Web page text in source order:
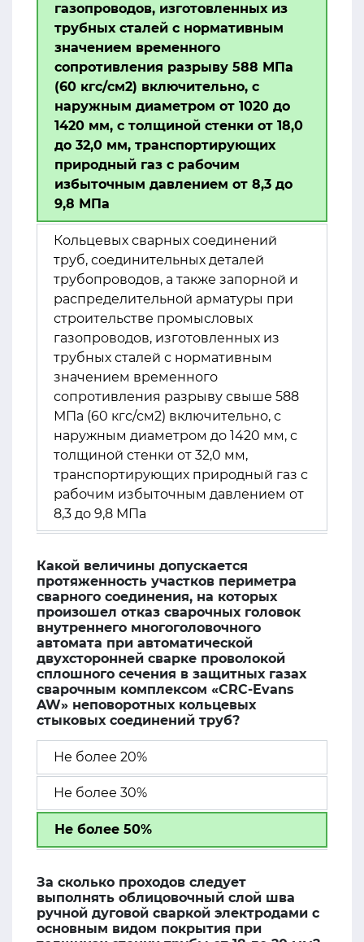
газопроводов, изготовленных из
трубных сталей с нормативным
значением временного
сопротивления разрыву 588 МПа
(60 кгс/см2) включительно, с
наружным диаметром от 1020 до
1420 мм, с толщиной стенки от 18,0
до 32,0 мм, транспортирующих
природный газ с рабочим
избыточным давлением от 8,3 до
9,8 МПа
Кольцевых сварных соединений
труб, соединительных деталей
трубопроводов, а также запорной и
распределительной арматуры при
строительстве промысловых
газопроводов, изготовленных из
трубных сталей с нормативным
значением временного
сопротивления разрыву свыше 588
МПа (60 кгс/см2) включительно, с
наружным диаметром до 1420 мм, с
толщиной стенки от 32,0 мм,
транспортирующих природный газ с
рабочим избыточным давлением от
8,3 до 9,8 МПа
Какой величины допускается
протяженность участков периметра
сварного соединения, на которых
произошел отказ сварочных головок
внутреннего многоголовочного
автомата при автоматической
двухсторонней сварке проволокой
сплошного сечения в защитных газах
сварочным комплексом «CRC-Evans
AW» неповоротных кольцевых
стыковых соединений труб?
Не более 20%
Не более 30%
Не более 50%
За сколько проходов следует
выполнять облицовочный слой шва
ручной дуговой сваркой электродами с
основным видом покрытия при